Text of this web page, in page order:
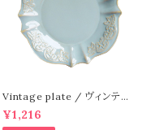
Vintage plate / ヴィンテー
ジ プレート
¥1,216